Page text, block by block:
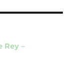
Rey –